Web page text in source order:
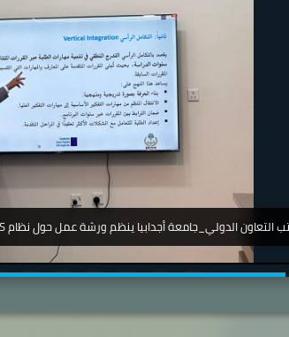
جامعة_اجدابيا_ تشارك في مؤتمر دولي عن